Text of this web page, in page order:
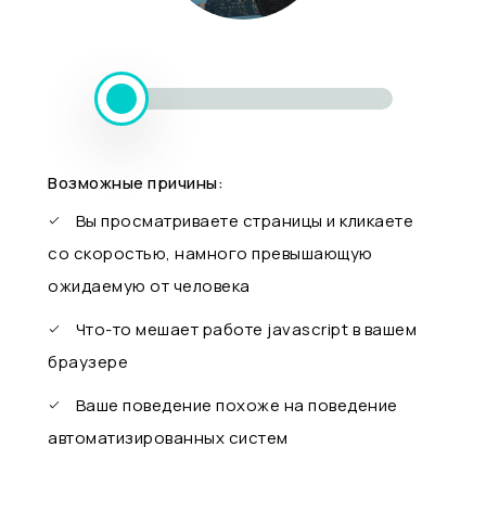
Возможные причины:
Вы просматриваете страницы и кликаете
со скоростью, намного превышающую
ожидаемую от человека
Что-то мешает работе javascript в вашем
браузере
Ваше поведение похоже на поведение
автоматизированных систем